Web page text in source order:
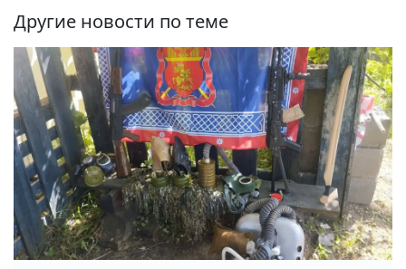
Другие новости по теме